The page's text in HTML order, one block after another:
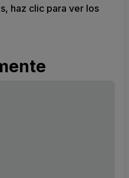
haz clic para ver los